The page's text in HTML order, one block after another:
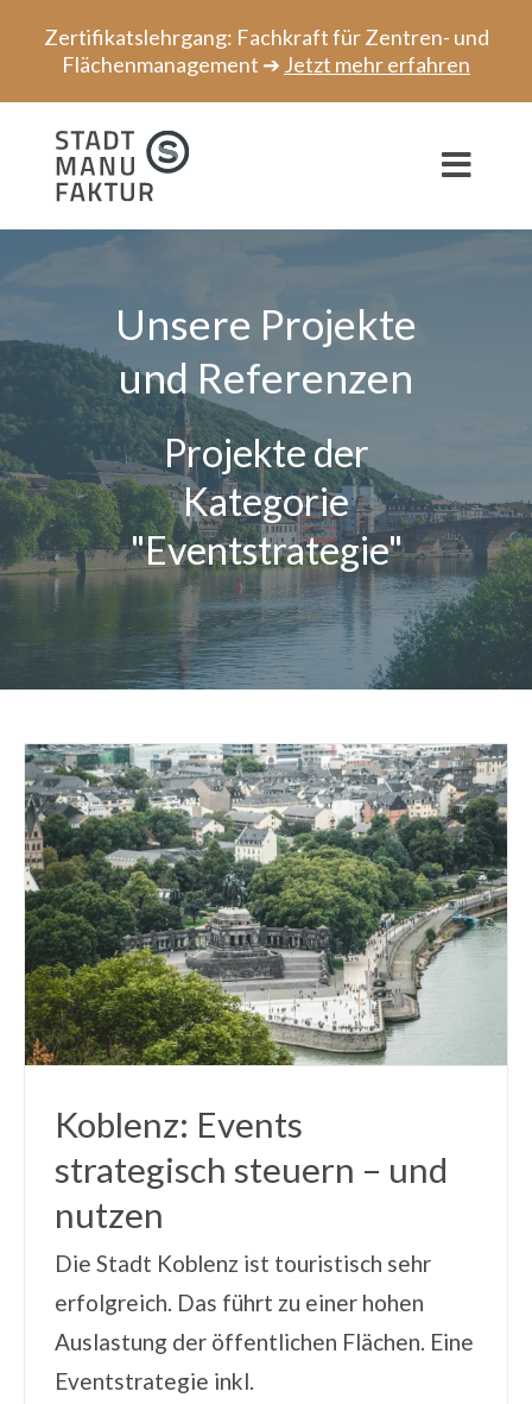
springen
Zertifikatslehrgang: Fachkraft für Zentren- und
Flächenmanagement ➔ Jetzt mehr erfahren
Beratung
Speaker
Über uns
Magazin
Kontakt
Deutsch
Unsere Projekte
und Referenzen
Projekte der
Kategorie
"Eventstrategie"
Koblenz: Events
strategisch steuern – und
nutzen
Die Stadt Koblenz ist touristisch sehr
erfolgreich. Das führt zu einer hohen
Auslastung der öffentlichen Flächen. Eine
Eventstrategie inkl.